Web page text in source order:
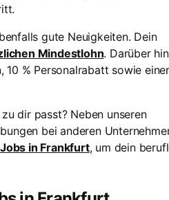
gute Neuigkeiten. Dein
Mindestlohn. Darüber
% Personalrabatt sowie
dir passt? Neben unseren
bei anderen
Jobs in Frankfurt, um dein